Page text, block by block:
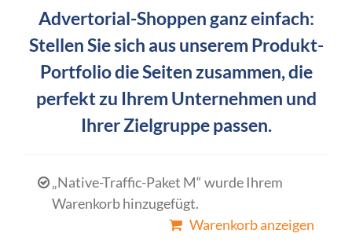
Advertorial-Shoppen ganz einfach:
Stellen Sie sich aus unserem Produkt-
Portfolio die Seiten zusammen, die
perfekt zu Ihrem Unternehmen und
Ihrer Zielgruppe passen.
„Native-Traffic-Paket M“ wurde Ihrem
Warenkorb hinzugefügt.
Warenkorb anzeigen